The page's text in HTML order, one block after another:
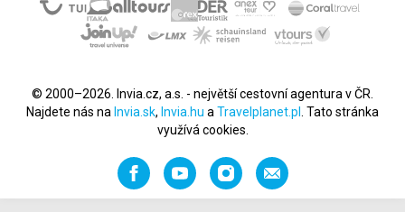
© 2000–2026. Invia.cz, a.s. - největší cestovní agentura v ČR.
Najdete nás na Invia.sk, Invia.hu a Travelplanet.pl
. Tato stránka
využívá cookies.
FacebookYouTubeInstagramNapište
nám